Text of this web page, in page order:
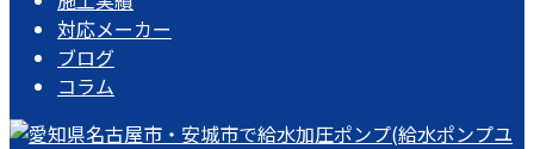
対応メーカー
ブログ
コラム